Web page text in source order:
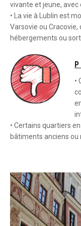
vivante et jeune,
• La vie à Lublin est
Varsovie ou
hébergements ou
•
• Certains quartiers
bâtiments anciens